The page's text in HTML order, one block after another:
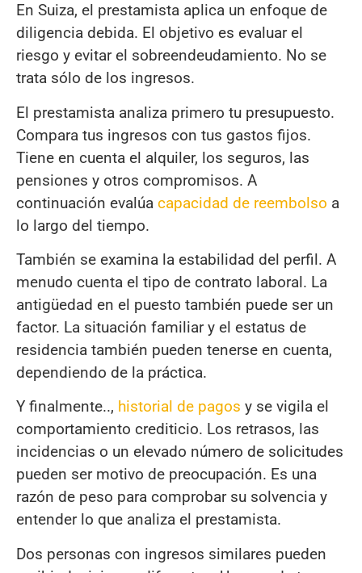
En Suiza, el prestamista aplica un enfoque de
diligencia debida. El objetivo es evaluar el
riesgo y evitar el sobreendeudamiento. No se
trata sólo de los ingresos.
El prestamista analiza primero tu presupuesto.
Compara tus ingresos con tus gastos fijos.
Tiene en cuenta el alquiler, los seguros, las
pensiones y otros compromisos. A
continuación evalúa capacidad de reembolso a
lo largo del tiempo.
También se examina la estabilidad del perfil. A
menudo cuenta el tipo de contrato laboral. La
antigüedad en el puesto también puede ser un
factor. La situación familiar y el estatus de
residencia también pueden tenerse en cuenta,
dependiendo de la práctica.
Y finalmente.., historial de pagos y se vigila el
comportamiento crediticio. Los retrasos, las
incidencias o un elevado número de solicitudes
pueden ser motivo de preocupación. Es una
razón de peso para comprobar su solvencia y
entender lo que analiza el prestamista.
Dos personas con ingresos similares pueden